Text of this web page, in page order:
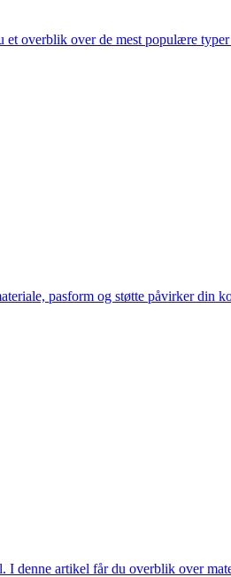
overblik over de mest populære
pasform og støtte påvirker
artikel får du overblik over